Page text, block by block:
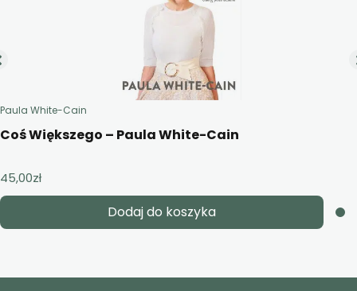
Paula White-Cain
Coś Większego – Paula White-Cain
45,00zł
Dodaj do koszyka